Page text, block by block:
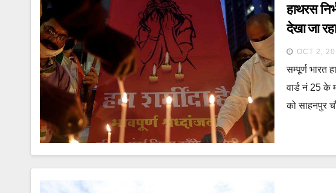
हाथरस
देखा जा
OCT 2,
सम्पूर्ण भारत
वार्ड नं 25 के
को साहनपुर